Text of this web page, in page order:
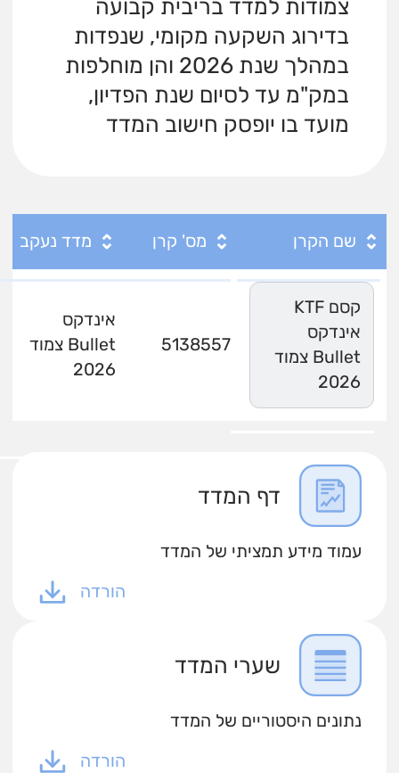
צמודות למדד בריבית קבועה
בדירוג השקעה מקומי, שנפדות
במהלך שנת 2026 והן מוחלפות
במק"מ עד לסיום שנת הפדיון,
מועד בו יופסק חישוב המדד
שם הקרן מס' קרן מדד נעקב
קסם KTF
אינדקס
Bullet צמוד
2026
5138557
אינדקס
Bullet צמוד
2026
דף המדד
עמוד מידע תמציתי של המדד
הורדה
שערי המדד
נתונים היסטוריים של המדד
הורדה